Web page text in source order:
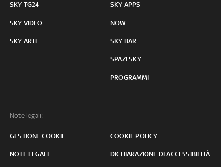
SKY TG24
SKY VIDEO
SKY ARTE
SKY APPS
NOW
SKY BAR
SPAZI SKY
PROGRAMMI
Note legali:
GESTIONE COOKIE COOKIE POLICY
NOTE LEGALI DICHIARAZIONE DI ACCESSIBILITÀ